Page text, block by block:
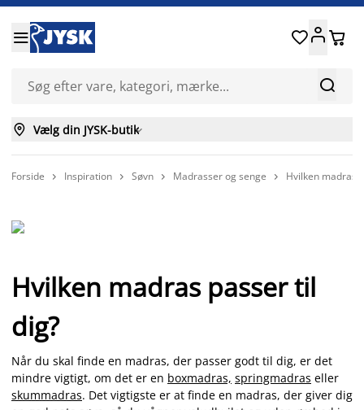


 
 Vælg din JYSK-butik
Forside  Inspiration  Søvn  Madrasser og senge  Hvilken madras
Hvilken madras passer til
dig?
Når du skal finde en madras, der passer godt til dig, er det
mindre vigtigt, om det er en boxmadras, springmadras eller
skummadras. Det vigtigste er at finde en madras, der giver dig